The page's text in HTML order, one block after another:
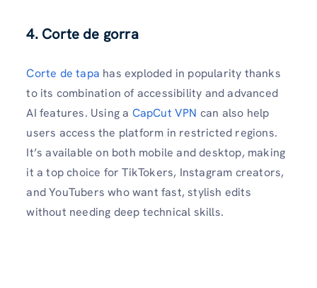
4. Corte de gorra
Corte de tapa has exploded in popularity thanks
to its combination of accessibility and advanced
AI features. Using a CapCut VPN can also help
users access the platform in restricted regions.
It’s available on both mobile and desktop, making
it a top choice for TikTokers, Instagram creators,
and YouTubers who want fast, stylish edits
without needing deep technical skills.